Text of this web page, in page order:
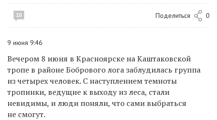
10 Поделиться 0
9 июня 9:46
Вечером 8 июня в Красноярске на Каштаковской
тропе в районе Бобрового лога заблудилась группа
из четырех человек. С наступлением темноты
тропинки, ведущие к выходу из леса, стали
невидимы, и люди поняли, что сами выбраться
не смогут.